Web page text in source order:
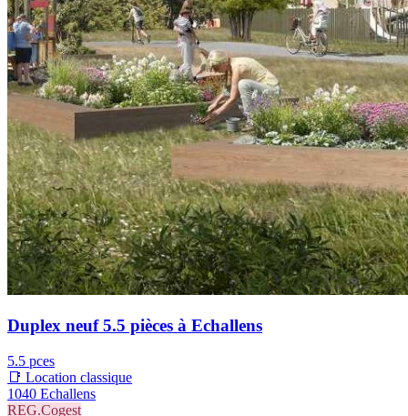
Duplex neuf 5.5 pièces à Echallens
5.5 pces
📑 Location classique
1040 Echallens
REG.Cogest